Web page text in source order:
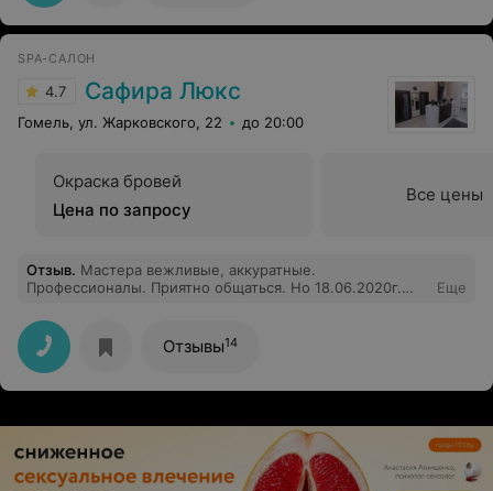
SPA-САЛОН
4.7 Сафира Люкс
Гомель, ул. Жарковского, 22 до 20:00
Окраска бровей
Цена по запросу
Все цены
Отзыв. Мастера вежливые, аккуратные.
Профессионалы. Приятно общаться. Но 18.06.2020г.
скидку в 15% на стрижку (на мой телефон 17.06.2020.
пришла SMS, с объявлением скидки в 15% на стрижки
18.06.2020г.) Мотив отказа: эта скидка на стрижки
другого мастера, а не моего. Но в SMS имя мастера
указано не было.. Меня рассчитали по полной
книгу замечаний и предложений. Посмотрю на
реакцию. Дело не в тех 2-х рублях, а в принципе.
Объявили скидку-делайте. Меньше будет
последствий.
Еще
Отзывы14